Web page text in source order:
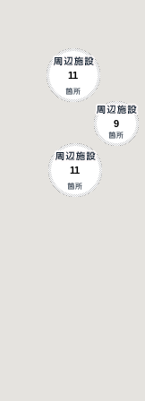
11
9
11